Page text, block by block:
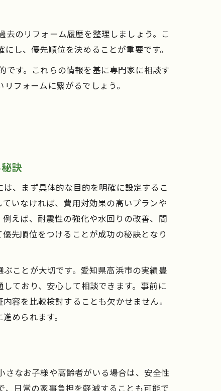
のリフォーム履歴を整理しましょう。こ
し、優先順位を決めることが重要です。
す。これらの情報を基に専門家に相談す
フォームに繋がるでしょう。
訣
、まず具体的な目的を明確に設定するこ
いなければ、費用対効果の高いプランや
えば、耐震性の強化や水回りの改善、間
先順位をつけることが成功の秘訣となり
ことが大切です。愛知県高浜市の実績豊
ており、安心して相談できます。事前に
容を比較検討することも欠かせません。
められます。
なお子様や高齢者がいる場合は、安全性
日常の家事負担を軽減することも可能で